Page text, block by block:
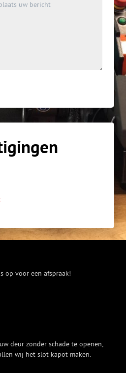
op voor een afspraak!
deur zonder schade te openen,
wij het slot kapot maken.